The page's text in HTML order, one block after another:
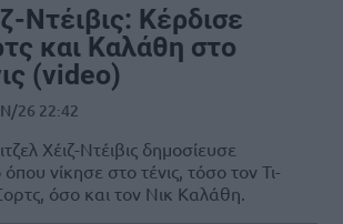
Ντέιβις: Κέρδισε
και Καλάθη στο
(video)
26 22:42
Χέιζ-Ντέιβις δημοσίευσε
νίκησε στο τένις, τόσο τον Τι-
όσο και τον Νικ Καλάθη.